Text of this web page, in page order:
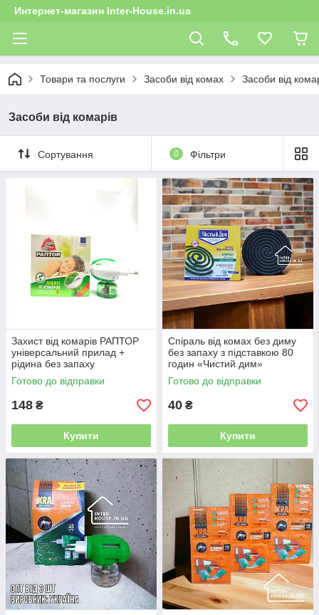
Интернет-магазин Inter-House.in.ua
Товари та послуги Засоби від комах Засоби від
Засоби від комарів
Сортування 0 Фільтри
Захист від комарів РАПТОР
універсальний прилад +
рідина без запаху
Готово до відправки
148 ₴
Купити
Спіраль від комах без диму
без запаху з підставкою 80
годин «Чистий дим»
Готово до відправки
40 ₴
Купити